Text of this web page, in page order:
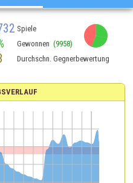
Spiele
Gewonnen (9958)
Durchschn. Gegnerbewertung